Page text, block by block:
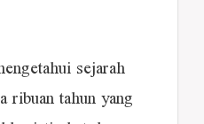
sejarah
tahun yang